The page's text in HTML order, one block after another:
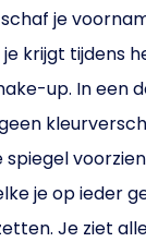
je
krijgt tijdens
up. In een
je op ieder
Je ziet